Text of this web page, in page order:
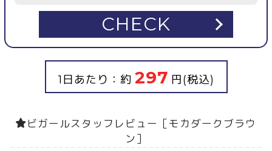
CHECK
1日あたり：約 297 円(税込)
ビガールスタッフレビュー［モカダークブラウ
ン］